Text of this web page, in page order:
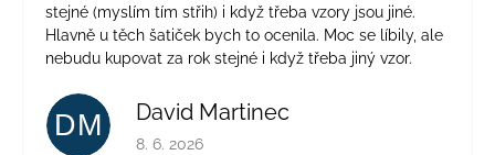
stejné (myslím tím střih) i když třeba vzory jsou jiné.
Hlavně u těch šatiček bych to ocenila. Moc se líbily, ale
nebudu kupovat za rok stejné i když třeba jiný vzor.
DM David Martinec
Hodnocení obchodu je 5 z 5 hvězdiček.
8. 6. 2026